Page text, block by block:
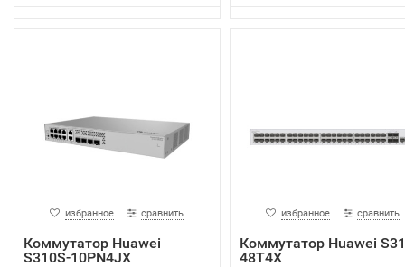
избранное сравнить
Коммутатор Huawei
S310S-10PN4JX
избранное сравнить
Коммутатор Huawei
48T4X